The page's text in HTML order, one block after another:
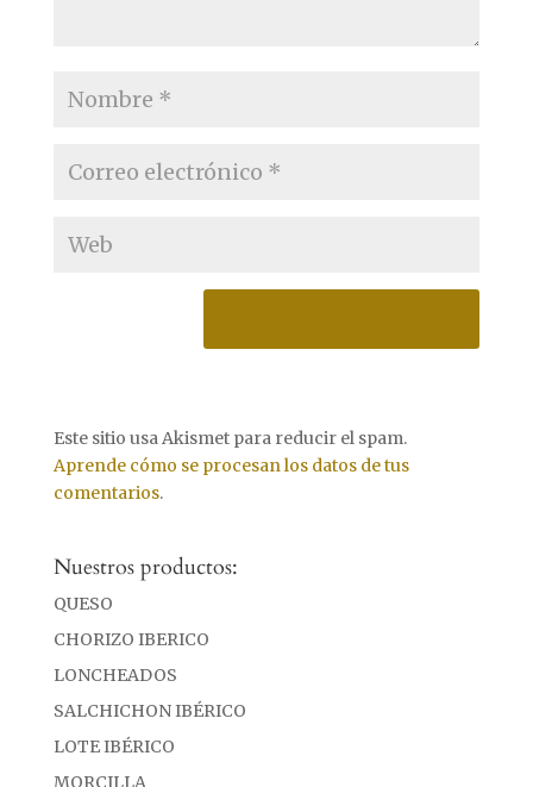
Este sitio usa Akismet para reducir el spam.
Aprende cómo se procesan los datos de tus
comentarios.
Nuestros productos:
QUESO
CHORIZO IBERICO
LONCHEADOS
SALCHICHON IBÉRICO
LOTE IBÉRICO
MORCILLA